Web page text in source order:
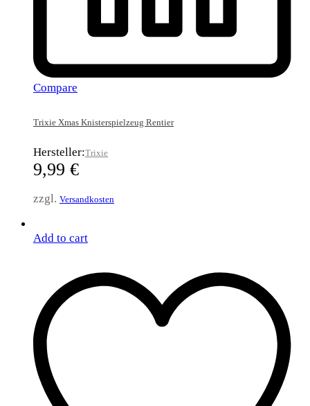
Compare
Trixie Xmas Knisterspielzeug Rentier
Hersteller:Trixie
9,99 €
zzgl. Versandkosten
Add to cart